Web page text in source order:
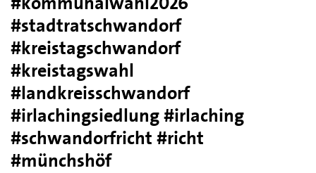
#stadtratschwandorf
#kreistagschwandorf
#kreistagswahl
#landkreisschwandorf
#irlachingsiedlung #irlaching
#schwandorfricht #richt
#münchshöf